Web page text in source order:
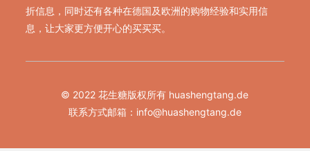
折信息，同时还有各种在德国及欧洲的购物经验和实用信
息，让大家更方便开心的买买买。
© 2022 花生糖版权所有 huashengtang.de
联系方式邮箱： info@huashengtang.de